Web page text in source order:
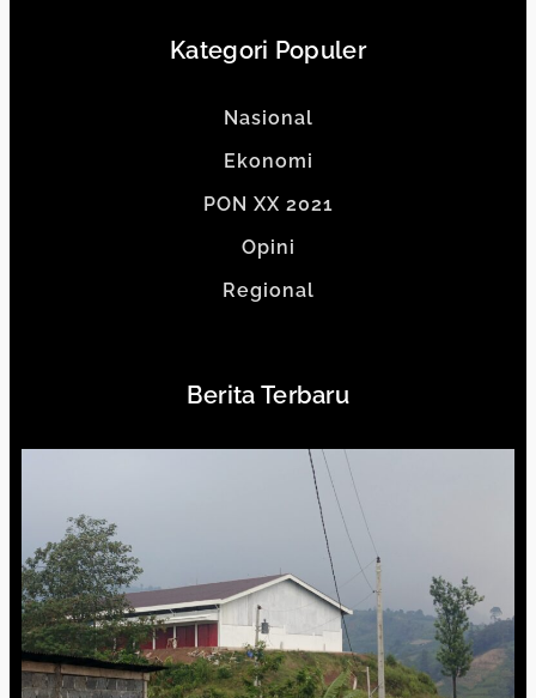
Kategori Populer
Nasional
Ekonomi
PON XX 2021
Opini
Regional
Berita Terbaru